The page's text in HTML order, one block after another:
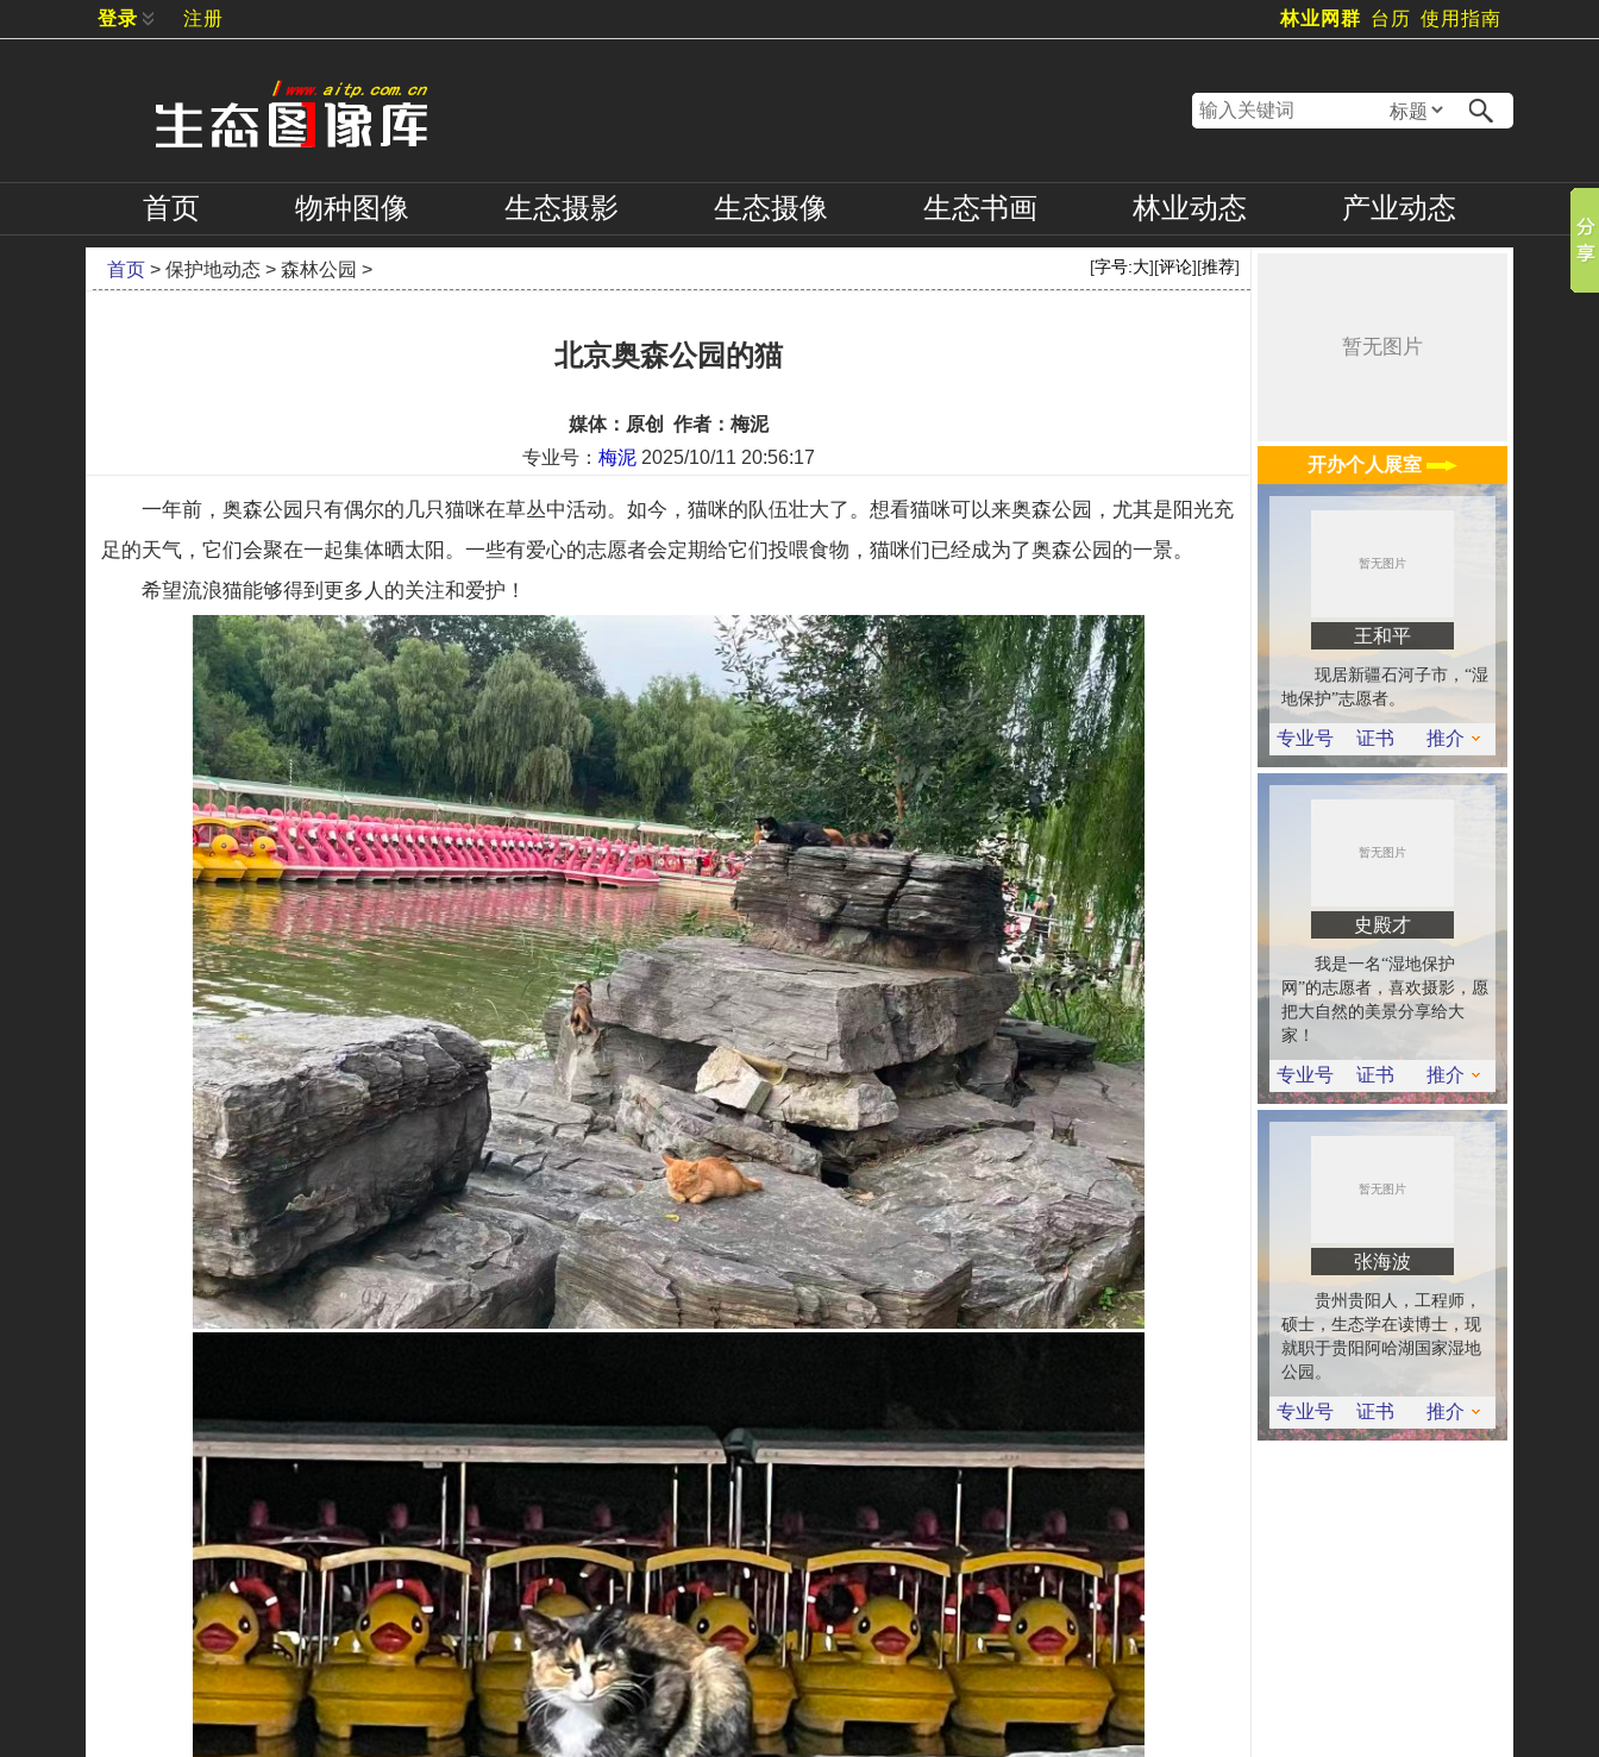
登录 注册 林业网群 台历 使用指南
首页 物种图像 生态摄影 生态摄像 生态书画 林业动态 产业动态
首页 > 保护地动态 > 森林公园 > [字号:大][评论][推荐]
北京奥森公园的猫
媒体：原创 作者：梅泥
专业号： 梅泥 2025/10/11 20:56:17
一年前，奥森公园只有偶尔的几只猫咪在草丛中活动。如今，猫咪的队伍壮大了。想看猫咪可以来奥森公园，尤其是阳光充
足的天气，它们会聚在一起集体晒太阳。一些有爱心的志愿者会定期给它们投喂食物，猫咪们已经成为了奥森公园的一景。
希望流浪猫能够得到更多人的关注和爱护！
开办个人展室
王和平
现居新疆石河子市，“湿
地保护”志愿者。
专业号 证书 推介
史殿才
我是一名“湿地保护
网”的志愿者，喜欢摄影，愿
把大自然的美景分享给大
家！
专业号 证书 推介
张海波
贵州贵阳人，工程师，
硕士，生态学在读博士，现
就职于贵阳阿哈湖国家湿地
公园。
专业号 证书 推介